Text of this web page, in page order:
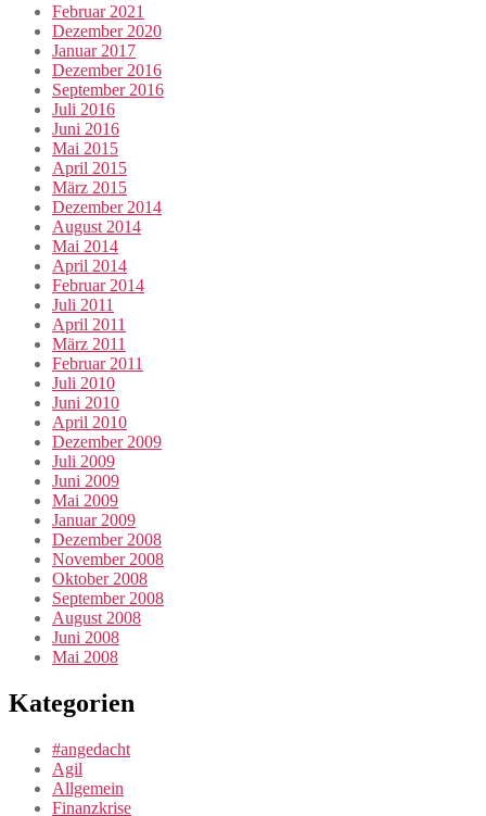
Februar 2021
Dezember 2020
Januar 2017
Dezember 2016
September 2016
Juli 2016
Juni 2016
Mai 2015
April 2015
März 2015
Dezember 2014
August 2014
Mai 2014
April 2014
Februar 2014
Juli 2011
April 2011
März 2011
Februar 2011
Juli 2010
Juni 2010
April 2010
Dezember 2009
Juli 2009
Juni 2009
Mai 2009
Januar 2009
Dezember 2008
November 2008
Oktober 2008
September 2008
August 2008
Juni 2008
Mai 2008
Kategorien
#angedacht
Agil
Allgemein
Finanzkrise